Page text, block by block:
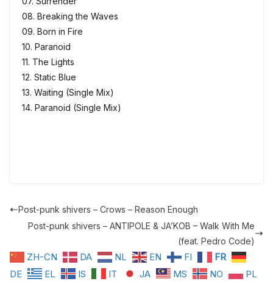
08. Breaking the Waves
09. Born in Fire
10. Paranoid
11. The Lights
12. Static Blue
13. Waiting (Single Mix)
14. Paranoid (Single Mix)
Post-punk shivers – Crows – Reason Enough
Post-punk shivers – ANTIPOLE & JA’KOB – Walk With Me
(feat. Pedro Code)
ZH-CN DA NL EN FI
FR
DE
EL IS IT JA MS NO
PL